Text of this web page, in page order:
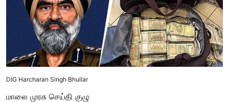
DIG Harcharan Singh Bhullar
மாலை முரசு செய்தி குழு